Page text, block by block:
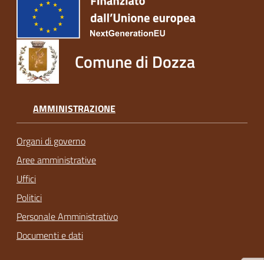
Comune di Dozza
AMMINISTRAZIONE
Organi di governo
Aree amministrative
Uffici
Politici
Personale Amministrativo
Documenti e dati